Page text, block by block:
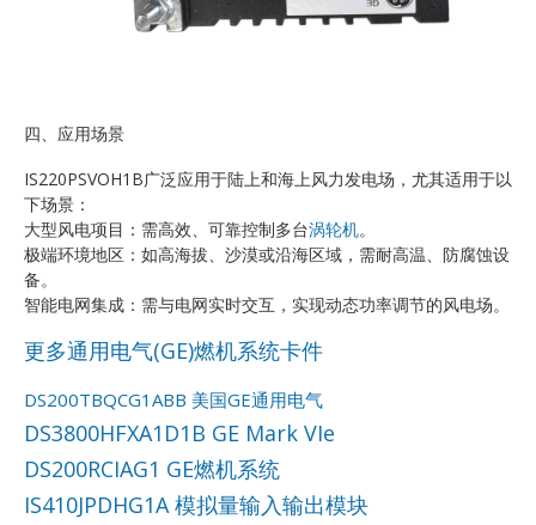
四、应用场景
IS220PSVOH1B广泛应用于陆上和海上风力发电场，尤其适用于以
下场景：
大型风电项目：需高效、可靠控制多台涡轮机。
极端环境地区：如高海拔、沙漠或沿海区域，需耐高温、防腐蚀设
备。
智能电网集成：需与电网实时交互，实现动态功率调节的风电场。
更多通用电气(GE)燃机系统卡件
DS200TBQCG1ABB 美国GE通用电气
DS3800HFXA1D1B GE Mark VIe
DS200RCIAG1 GE燃机系统
IS410JPDHG1A 模拟量输入输出模块